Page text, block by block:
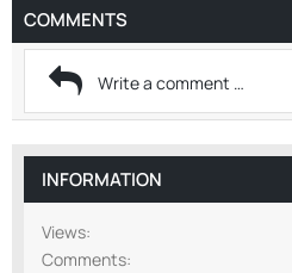
COMMENTS
INFORMATION
Views
Comments